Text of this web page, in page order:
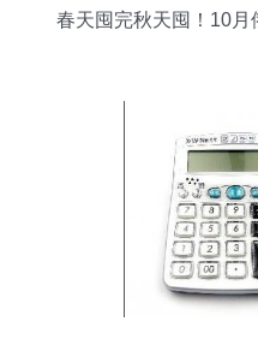
春天囤完秋天囤！10月